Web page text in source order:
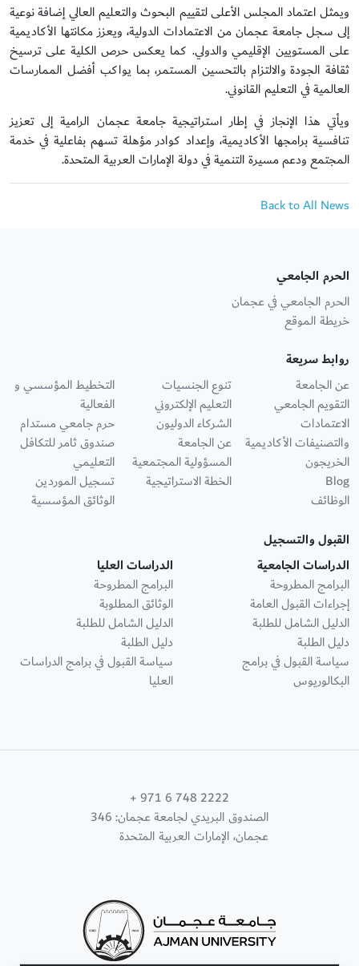
ويمثل اعتماد المجلس الأعلى لتقييم البحوث والتعليم العالي إضافة نوعية
إلى سجل جامعة عجمان من الاعتمادات الدولية، ويعزز مكانتها الأكاديمية
على المستويين الإقليمي والدولي. كما يعكس حرص الكلية على ترسيخ
ثقافة الجودة والالتزام بالتحسين المستمر، بما يواكب أفضل الممارسات
العالمية في التعليم القانوني.
ويأتي هذا الإنجاز في إطار استراتيجية جامعة عجمان الرامية إلى تعزيز
تنافسية برامجها الأكاديمية، وإعداد كوادر مؤهلة تسهم بفاعلية في خدمة
المجتمع ودعم مسيرة التنمية في دولة الإمارات العربية المتحدة.
Back to All News
الحرم الجامعي
الحرم الجامعي في عجمان
خريطة الموقع
روابط سريعة
عن الجامعة
التقويم الجامعي
الاعتمادات
والتصنيفات الأكاديمية
الخريجون
Blog
الوظائف
تنوع الجنسيات
التعليم الإلكتروني
الشركاء الدوليون
عن الجامعة
المسؤولية المجتمعية
الخطة الاستراتيجية
التخطيط المؤسسي و
الفعالية
حرم جامعي مستدام
صندوق ثامر للتكافل
التعليمي
تسجيل الموردين
الوثائق المؤسسية
القبول والتسجيل
الدراسات الجامعية
البرامج المطروحة
إجراءات القبول العامة
الدليل الشامل للطلبة
دليل الطلبة
سياسة القبول في برامج
البكالوريوس
الدراسات العليا
البرامج المطروحة
الوثائق المطلوبة
الدليل الشامل للطلبة
دليل الطلبة
سياسة القبول في برامج الدراسات
العليا
+ 971 6 748 2222
الصندوق البريدي لجامعة عجمان: 346
عجمان، الإمارات العربية المتحدة